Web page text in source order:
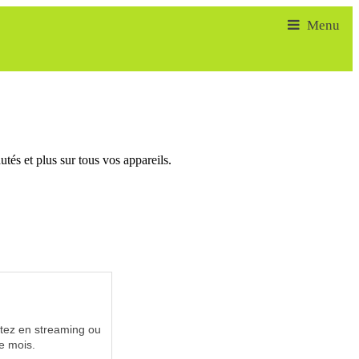
et plus sur tous vos appareils.
en streaming ou
mois.